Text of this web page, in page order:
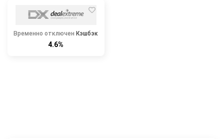
Временно отключен Кэшбэк
4.6%